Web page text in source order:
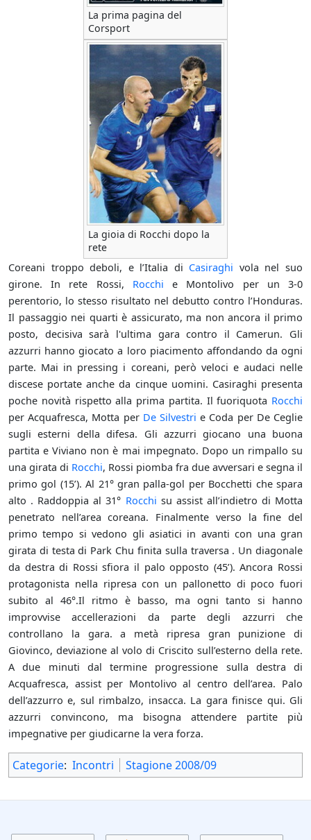
La prima pagina del
Corsport
La gioia di Rocchi dopo la
rete
Coreani troppo deboli, e l’Italia di Casiraghi vola nel suo
girone. In rete Rossi, Rocchi e Montolivo per un 3-0
perentorio, lo stesso risultato nel debutto contro l’Honduras.
Il passaggio nei quarti è assicurato, ma non ancora il primo
posto, decisiva sarà l'ultima gara contro il Camerun. Gli
azzurri hanno giocato a loro piacimento affondando da ogni
parte. Mai in pressing i coreani, però veloci e audaci nelle
discese portate anche da cinque uomini. Casiraghi presenta
poche novità rispetto alla prima partita. Il fuoriquota Rocchi
per Acquafresca, Motta per De Silvestri e Coda per De Ceglie
sugli esterni della difesa. Gli azzurri giocano una buona
partita e Viviano non è mai impegnato. Dopo un rimpallo su
una girata di Rocchi, Rossi piomba fra due avversari e segna il
primo gol (15’). Al 21° gran palla-gol per Bocchetti che spara
alto . Raddoppia al 31° Rocchi su assist all’indietro di Motta
penetrato nell’area coreana. Finalmente verso la fine del
primo tempo si vedono gli asiatici in avanti con una gran
girata di testa di Park Chu finita sulla traversa . Un diagonale
da destra di Rossi sfiora il palo opposto (45’). Ancora Rossi
protagonista nella ripresa con un pallonetto di poco fuori
subito al 46°.Il ritmo è basso, ma ogni tanto si hanno
improvvise accellerazioni da parte degli azzurri che
controllano la gara. a metà ripresa gran punizione di
Giovinco, deviazione al volo di Criscito sull’esterno della rete.
A due minuti dal termine progressione sulla destra di
Acquafresca, assist per Montolivo al centro dell’area. Palo
dell’azzurro e, sul rimbalzo, insacca. La gara finisce qui. Gli
azzurri convincono, ma bisogna attendere partite più
impegnative per giudicarne la vera forza.
Categorie: Incontri Stagione 2008/09